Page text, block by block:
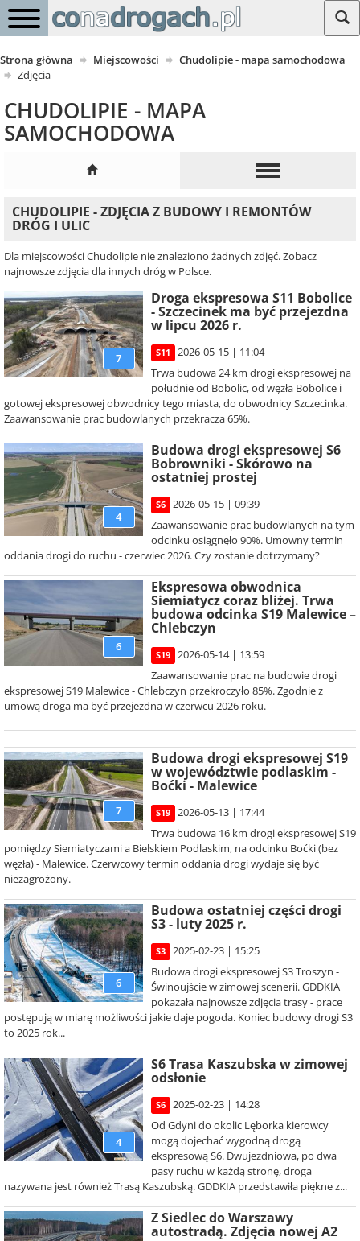
Strona główna Miejscowości
Chudolipie - mapa samochodowa
Zdjęcia
CHUDOLIPIE - MAPA
SAMOCHODOWA
CHUDOLIPIE - ZDJĘCIA Z BUDOWY I REMONTÓW
DRÓG I ULIC
Dla miejscowości Chudolipie nie znaleziono żadnych zdjęć. Zobacz
najnowsze zdjęcia dla innych dróg w Polsce.
7
Droga ekspresowa S11 Bobolice
- Szczecinek ma być przejezdna
w lipcu 2026 r.
S11
2026-05-15 | 11:04
Trwa budowa 24 km drogi ekspresowej na
południe od Bobolic, od węzła Bobolice i
gotowej ekspresowej obwodnicy tego miasta, do obwodnicy Szczecinka.
Zaawansowanie prac budowlanych przekracza 65%.
4
Budowa drogi ekspresowej S6
Bobrowniki - Skórowo na
ostatniej prostej
S6
2026-05-15 | 09:39
Zaawansowanie prac budowlanych na tym
odcinku osiągnęło 90%. Umowny termin
oddania drogi do ruchu - czerwiec 2026. Czy zostanie dotrzymany?
6
Ekspresowa obwodnica
Siemiatycz coraz bliżej. Trwa
budowa odcinka S19 Malewice –
Chlebczyn
S19
2026-05-14 | 13:59
Zaawansowanie prac na budowie drogi
ekspresowej S19 Malewice - Chlebczyn przekroczyło 85%. Zgodnie z
umową droga ma być przejezdna w czerwcu 2026 roku.
7
Budowa drogi ekspresowej S19
w województwie podlaskim -
Boćki - Malewice
S19
2026-05-13 | 17:44
Trwa budowa 16 km drogi ekspresowej S19
pomiędzy Siemiatyczami a Bielskiem Podlaskim, na odcinku Boćki (bez
węzła) - Malewice. Czerwcowy termin oddania drogi wydaje się być
niezagrożony.
6
Budowa ostatniej części drogi
S3 - luty 2025 r.
S3
2025-02-23 | 15:25
Budowa drogi ekspresowej S3 Troszyn -
Świnoujście w zimowej scenerii. GDDKIA
pokazała najnowsze zdjęcia trasy - prace
postępują w miarę możliwości jakie daje pogoda. Koniec budowy drogi S3
to 2025 rok...
4
S6 Trasa Kaszubska w zimowej
odsłonie
S6
2025-02-23 | 14:28
Od Gdyni do okolic Lęborka kierowcy
mogą dojechać wygodną drogą
ekspresową S6. Dwujezdniowa, po dwa
pasy ruchu w każdą stronę, droga
nazywana jest również Trasą Kaszubską. GDDKIA przedstawiła piękne z...
Z Siedlec do Warszawy
autostradą. Zdjęcia nowej A2